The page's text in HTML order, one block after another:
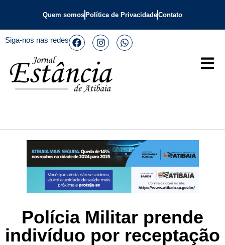
Quem somos Política de PrivacidadeContato
Siga-nos nas redes
Polícia Militar prende
indivíduo por receptação